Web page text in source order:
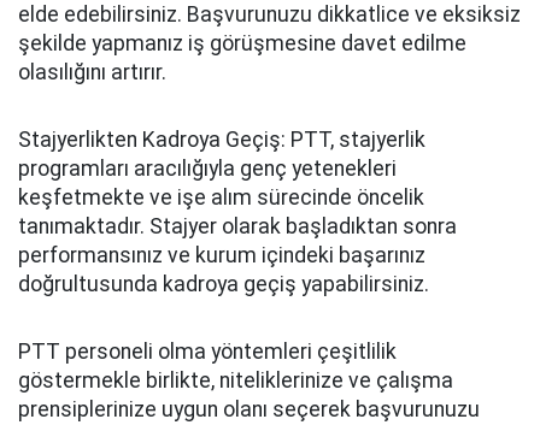
elde edebilirsiniz. Başvurunuzu dikkatlice ve eksiksiz
şekilde yapmanız iş görüşmesine davet edilme
olasılığını artırır.
Stajyerlikten Kadroya Geçiş: PTT, stajyerlik
programları aracılığıyla genç yetenekleri
keşfetmekte ve işe alım sürecinde öncelik
tanımaktadır. Stajyer olarak başladıktan sonra
performansınız ve kurum içindeki başarınız
doğrultusunda kadroya geçiş yapabilirsiniz.
PTT personeli olma yöntemleri çeşitlilik
göstermekle birlikte, niteliklerinize ve çalışma
prensiplerinize uygun olanı seçerek başvurunuzu